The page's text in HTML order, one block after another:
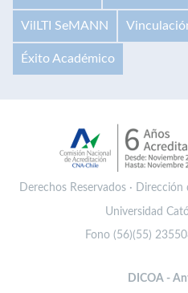
VilLTI SeMANN
Éxito Académico
Derechos Reservados ·
Universidad
Fono (56)(55)
DICOA -